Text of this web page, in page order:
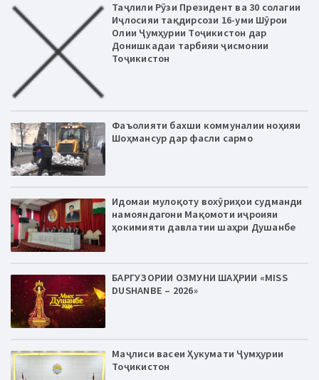
Таҷлили Рӯзи Президент ва 30 солагии
Иҷлосияи тақдирсози 16-уми Шӯрои
Олии Ҷумҳурии Тоҷикистон дар
Донишкадаи тарбияи ҷисмонии
Тоҷикистон
Фаъолияти бахши коммуналии ноҳияи
Шоҳмансур дар фасли сармо
Идомаи мулоқоту вохӯриҳои судманди
намояндагони Мақомоти иҷроияи
ҳокимияти давлатии шаҳри Душанбе
БАРГУЗОРИИ ОЗМУНИ ШАҲРИИ «MISS
DUSHANBE – 2026»
Маҷлиси васеи Ҳукумати Ҷумҳурии
Тоҷикистон